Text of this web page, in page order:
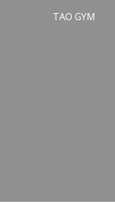
Skip to main content
TAO GYM